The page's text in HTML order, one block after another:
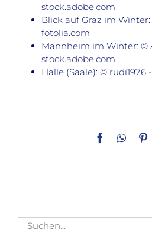
stock.adobe.com
Blick auf Graz im
fotolia.com
Mannheim im Winter: ©
stock.adobe.com
Halle (Saale): © rudi1976
Facebook
Suche
nach: